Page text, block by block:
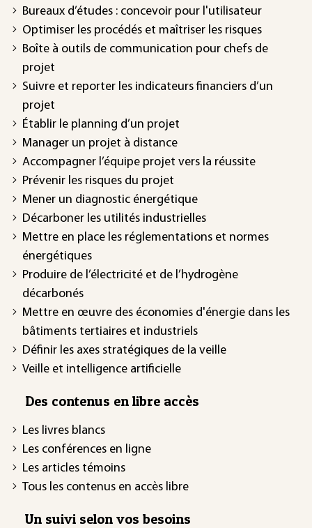
Bureaux d’études : concevoir pour l'utilisateur
Optimiser les procédés et maîtriser les risques
Boîte à outils de communication pour chefs de
projet
Suivre et reporter les indicateurs financiers d’un
projet
Établir le planning d’un projet
Manager un projet à distance
Accompagner l’équipe projet vers la réussite
Prévenir les risques du projet
Mener un diagnostic énergétique
Décarboner les utilités industrielles
Mettre en place les réglementations et normes
énergétiques
Produire de l’électricité et de l’hydrogène
décarbonés
Mettre en œuvre des économies d'énergie dans les
bâtiments tertiaires et industriels
Définir les axes stratégiques de la veille
Veille et intelligence artificielle
Des contenus en libre accès
Les livres blancs
Les conférences en ligne
Les articles témoins
Tous les contenus en accès libre
Un suivi selon vos besoins